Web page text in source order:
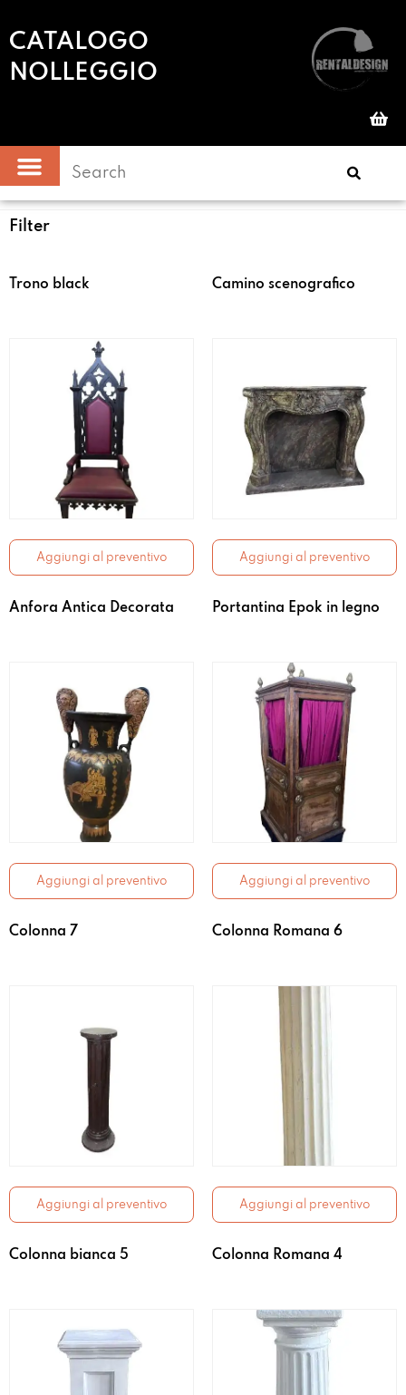
CATALOGO
NOLLEGGIO
Filter
Trono black
Aggiungi al preventivo
Camino scenografico
Aggiungi al preventivo
Anfora Antica Decorata
Aggiungi al preventivo
Portantina Epok in legno
Aggiungi al preventivo
Colonna 7
Aggiungi al preventivo
Colonna Romana 6
Aggiungi al preventivo
Colonna bianca 5 Colonna Romana 4